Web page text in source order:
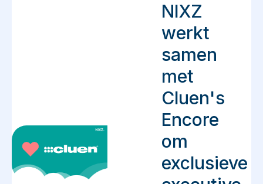
NIXZ
werkt
samen
met
Cluen's
Encore
om
exclusieve